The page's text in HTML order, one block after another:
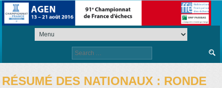
Search
for:
RÉSUMÉ DES NATIONAUX : RONDE